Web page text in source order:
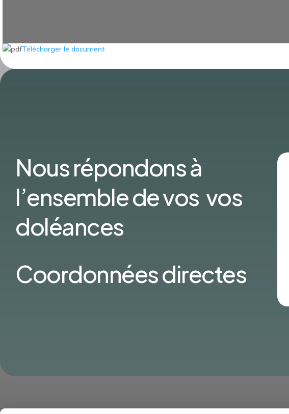
Télécharger le document
Nous répondons à
l’ensemble de vos vos
doléances
Coordonnées directes